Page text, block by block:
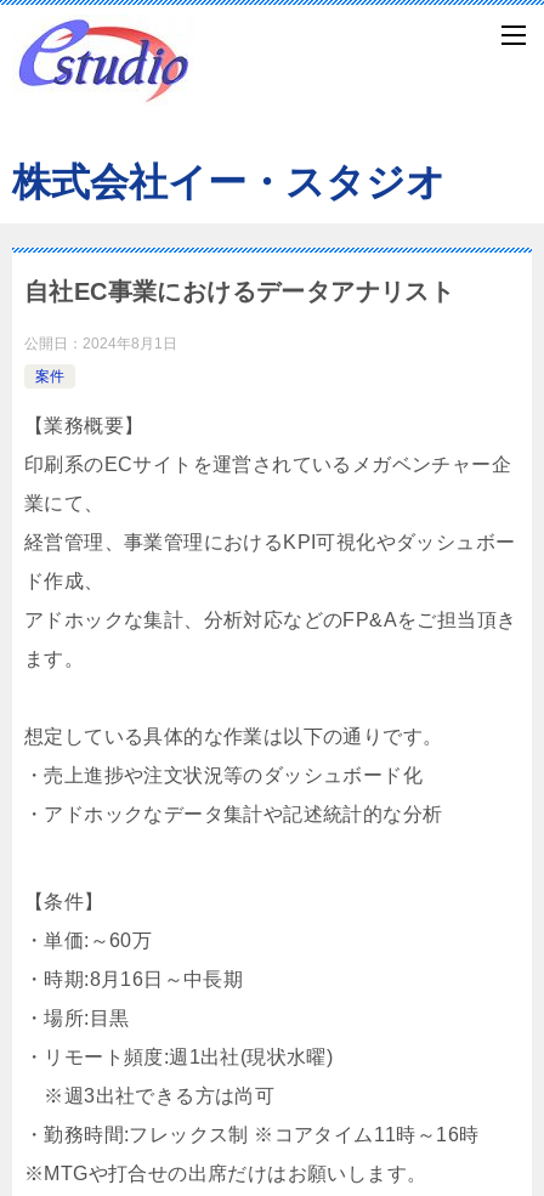
株式会社イー・スタジオ
自社EC事業におけるデータアナリスト
公開日： 2024年8月1日
案件
【業務概要】
印刷系のECサイトを運営されているメガベンチャー企
業にて、
経営管理、事業管理におけるKPI可視化やダッシュボー
ド作成、
アドホックな集計、分析対応などのFP&Aをご担当頂き
ます。
想定している具体的な作業は以下の通りです。
・売上進捗や注文状況等のダッシュボード化
・アドホックなデータ集計や記述統計的な分析
【条件】
・単価:～60万
・時期:8月16日～中長期
・場所:目黒
・リモート頻度:週1出社(現状水曜)
※週3出社できる方は尚可
・勤務時間:フレックス制 ※コアタイム11時～16時
※MTGや打合せの出席だけはお願いします。